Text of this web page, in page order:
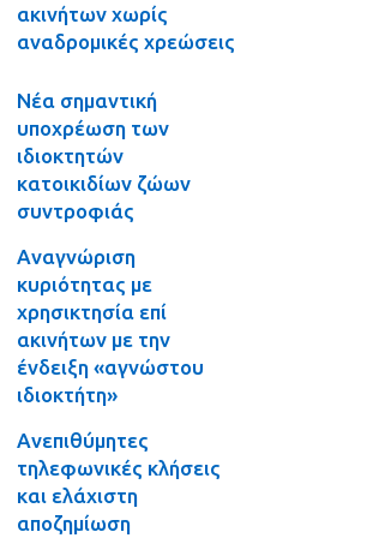
ακινήτων χωρίς
αναδρομικές χρεώσεις
Νέα σημαντική
υποχρέωση των
ιδιοκτητών
κατοικιδίων ζώων
συντροφιάς
Αναγνώριση
κυριότητας με
χρησικτησία επί
ακινήτων με την
ένδειξη «αγνώστου
ιδιοκτήτη»
Ανεπιθύμητες
τηλεφωνικές κλήσεις
και ελάχιστη
αποζημίωση